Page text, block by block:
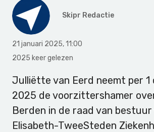
Skipr Redactie
21 januari 2025,11:00
2025 keer gelezen
Julliëtte van Eerd neemt per 1
2025 de voorzittershamer
Berden in de raad van
Elisabeth-TweeSteden